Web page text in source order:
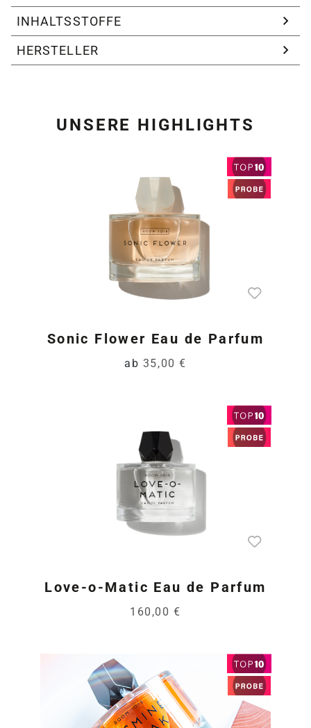
INHALTSSTOFFE
HERSTELLER
UNSERE HIGHLIGHTS
Sonic Flower Eau de Parfum
ab 35,00 €
Love-o-Matic Eau de Parfum
160,00 €